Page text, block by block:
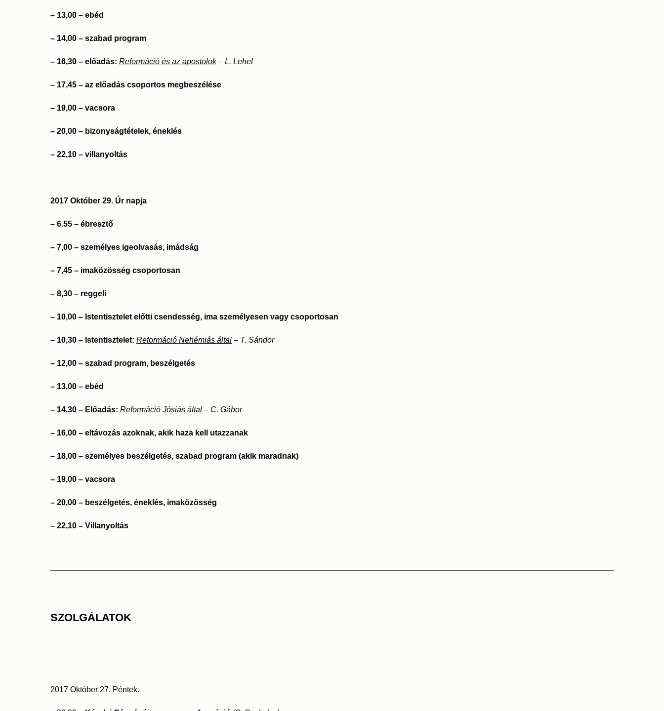
– 13,00 – ebéd
– 14,00 – szabad program
– 16,30 – előadás: Reformáció és az apostolok– L. Lehel
– 17,45 – az előadás csoportos megbeszélése
– 19,00 – vacsora
– 20,00 – bizonyságtételek, éneklés
– 22,10 – villanyoltás
2017 Október 29. Úr napja
– 6.55 – ébresztő
– 7,00 – személyes igeolvasás, imádság
– 7,45 – imaközösség csoportosan
– 8,30 – reggeli
– 10,00 – Istentisztelet előtti csendesség, ima személyesen vagy csoportosan
– 10,30 – Istentisztelet: Reformáció Nehémiás által – T. Sándor
– 12,00 – szabad program, beszélgetés
– 13,00 – ebéd
– 14,30 – Előadás: Reformáció Jósiás által – C. Gábor
– 16,00 – eltávozás azoknak, akik haza kell utazzanak
– 18,00 – személyes beszélgetés, szabad program (akik maradnak)
– 19,00 – vacsora
– 20,00 – beszélgetés, éneklés, imaközösség
– 22,10 – Villanyoltás
SZOLGÁLATOK
2017 Október 27. Péntek.